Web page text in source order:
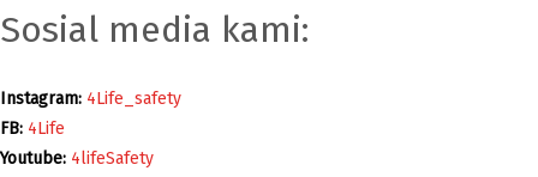
Sosial media kami:
Instagram: 4Life_safety
FB: 4Life
Youtube: 4lifeSafety